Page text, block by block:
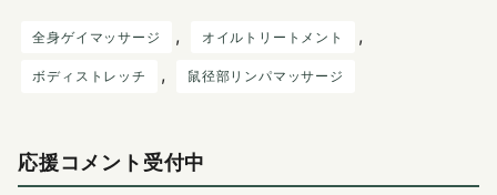
全身ゲイマッサージ , オイルトリートメント ,
ボディストレッチ , 鼠径部リンパマッサージ
応援コメント受付中